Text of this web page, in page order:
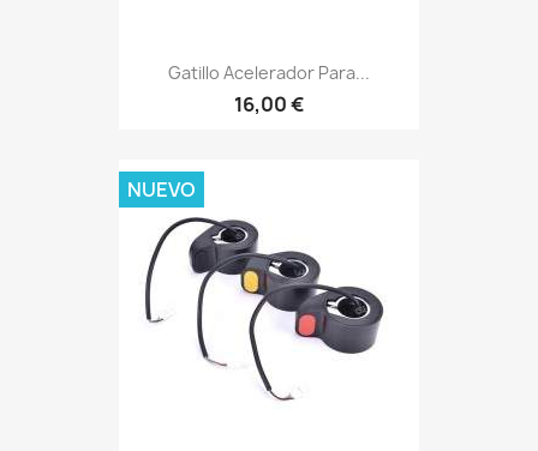
Gatillo Acelerador Para...
16,00 €
NUEVO